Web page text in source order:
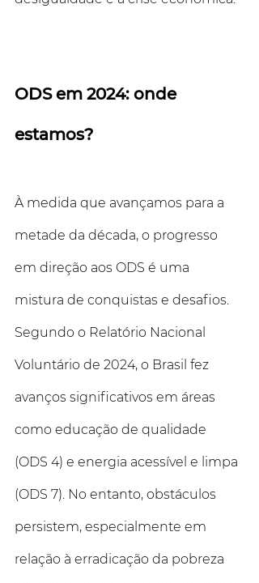
ODS em 2024: onde
estamos?
À medida que avançamos para a
metade da década, o progresso
em direção aos ODS é uma
mistura de conquistas e desafios.
Segundo o Relatório Nacional
Voluntário de 2024, o Brasil fez
avanços significativos em áreas
como educação de qualidade
(ODS 4) e energia acessível e limpa
(ODS 7). No entanto, obstáculos
persistem, especialmente em
relação à erradicação da pobreza